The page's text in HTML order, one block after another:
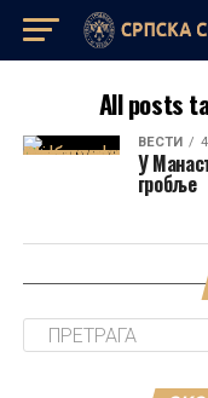
All posts
ВЕСТИ
У
гробље